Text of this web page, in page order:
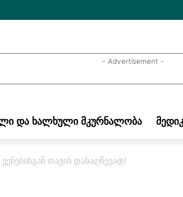
- Advertisement -
ᲓᲐ ᲮᲐᲚᲮᲣᲚᲘ ᲛᲙᲣᲠᲜᲐᲚᲝᲑᲐ
თავის დასაღწევად!